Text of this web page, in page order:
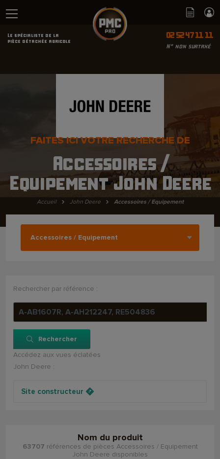
Le spécialiste de la
pièce détachée agricole
02 52 47 11 11
N° non surtaxé
FAITES ICI VOTRE RECHERCHE DE
Accessoires /
Equipement John Deere
Accueil › John Deere › Accessoires / Equipement
Rechercher par référence :
Rechercher
Accédez aux vues éclatées
John Deere :
Site constructeur
Nom du produit
63707 références de pièces Accessoires / Equipement
John Deere disponibles